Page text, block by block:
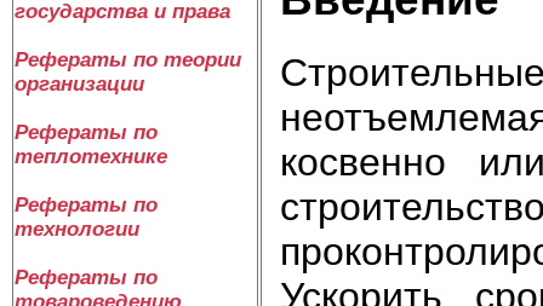
государства и права
Рефераты по теории
организации
Рефераты по
теплотехнике
Рефераты по
технологии
Рефераты по
косвенно
Ускорить